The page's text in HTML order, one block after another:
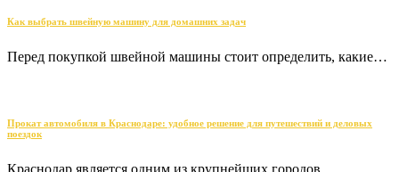
Как выбрать швейную машину для домашних задач
Перед покупкой швейной машины стоит определить, какие…
Прокат автомобиля в Краснодаре: удобное решение для путешествий и деловых
поездок
Краснодар является одним из крупнейших городов…